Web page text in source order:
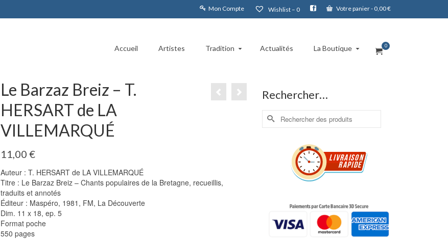
Mon Compte Wishlist – 0 Votre panier- 0,00€
Accueil Artistes Tradition Actualités La Boutique 0
Le Barzaz Breiz – T.
HERSART de LA
VILLEMARQUÉ
11,00 €
Auteur : T. HERSART de LA VILLEMARQUÉ
Titre : Le Barzaz Breiz – Chants populaires de la Bretagne, recueillis,
traduits et annotés
Éditeur : Maspéro, 1981, FM, La Découverte
Dim. 11 x 18, ep. 5
Format poche
550 pages
Rechercher…
Rechercher :